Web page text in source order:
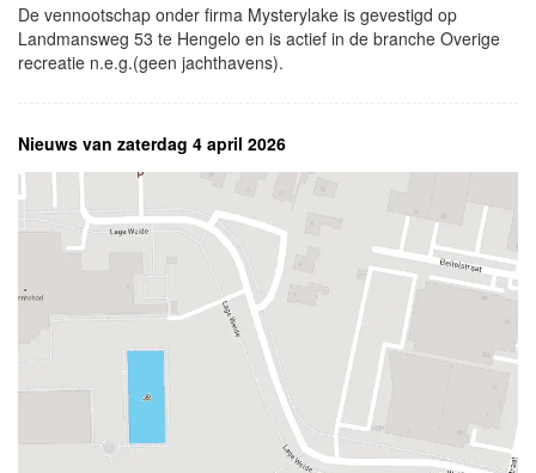
De vennootschap onder firma Mysterylake is gevestigd op
Landmansweg 53 te Hengelo en is actief in de branche Overige
recreatie n.e.g.(geen jachthavens).
Nieuws van zaterdag 4 april 2026